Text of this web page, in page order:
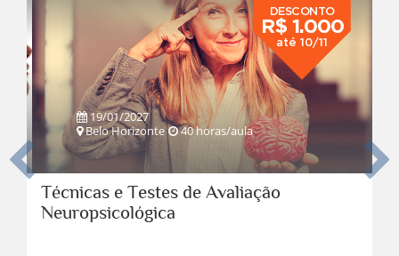
DESCONTO
R$ 1.000
até 10/11
19/01/2027
Belo Horizonte
40 horas/aula
Técnicas e Testes de Avaliação
Neuropsicológica
Anterior